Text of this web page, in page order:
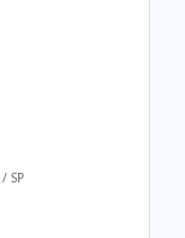
/ SP